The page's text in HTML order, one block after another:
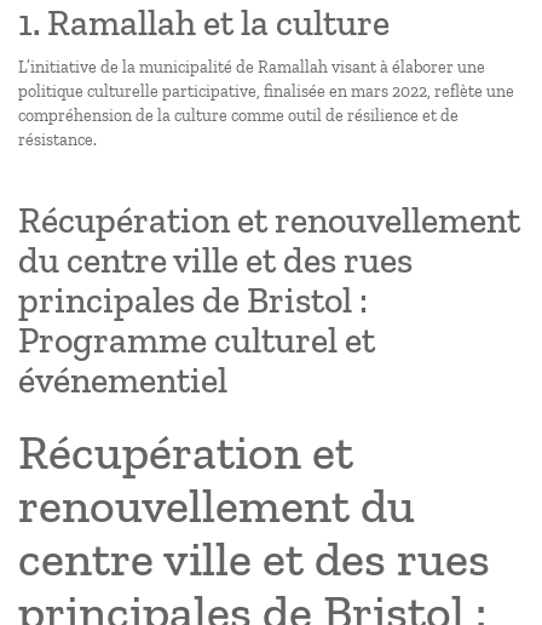
1. Ramallah et la culture
L’initiative de la municipalité de Ramallah visant à élaborer une
politique culturelle participative, finalisée en mars 2022, reflète une
compréhension de la culture comme outil de résilience et de
résistance.
Récupération et renouvellement
du centre ville et des rues
principales de Bristol :
Programme culturel et
événementiel
Récupération et
renouvellement du
centre ville et des rues
principales de Bristol :